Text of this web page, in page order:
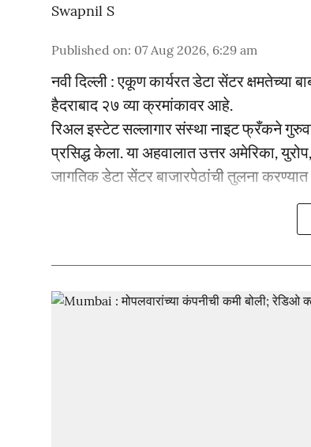
Swapnil S
Published on: 07 Aug 2026, 6:29 am
नवी दिल्ली : एकूण कार्यरत डेटा सेंटर
हैदराबाद २७ व्या क्रमांकावर आहे.
रिअल इस्टेट सल्लागार संस्था नाइट फ्रँकने
प्रसिद्ध केला. या अहवालात उत्तर अमेरिका,
जागतिक डेटा सेंटर बाजारपेठांची तुलना